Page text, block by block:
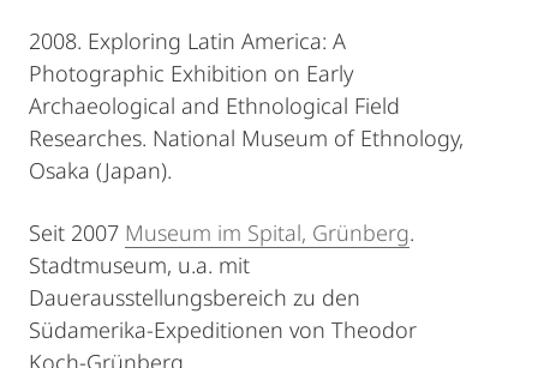
2008. Exploring Latin America: A
Photographic Exhibition on Early
Archaeological and Ethnological Field
Researches. National Museum of Ethnology,
Osaka (Japan).
Seit 2007 Museum im Spital, Grünberg.
Stadtmuseum, u.a. mit
Dauerausstellungsbereich zu den
Südamerika-Expeditionen von Theodor
Koch-Grünberg.